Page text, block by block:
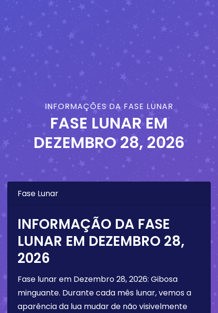
INFORMAÇÕES DA FASE LUNAR
FASE LUNAR EM
DEZEMBRO 28, 2026
Fase Lunar
INFORMAÇÃO DA FASE
LUNAR EM DEZEMBRO 28,
2026
Fase lunar em Dezembro 28, 2026: Gibosa
minguante. Durante cada mês lunar, vemos a
aparência da lua mudar de não visivelmente